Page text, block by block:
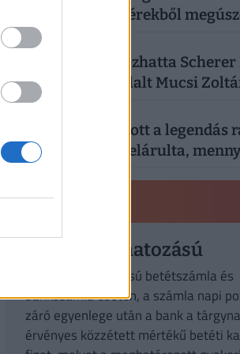
a vacsorát is fillérekből
4 SZÓRAKOZÁS
Kiderült, mi okozhatta Scherer
halálát: megszólalt Mucsi
Nyugdíjáról vallott a legendás
Bochkor Gábor: elárulta,
PÉNZÜGYI KISOKOS
Változó kamatozású
Változó kamatozású betétszámla és
bankszámla esetén, a számla napi
záró egyenlege után a bank a
érvényes közzétett mértékű betéti